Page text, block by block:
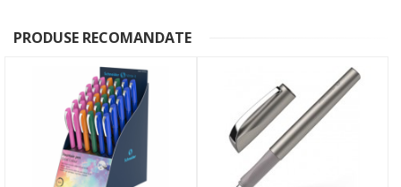
PRODUSE RECOMANDATE